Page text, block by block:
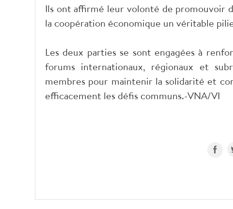
Ils ont affirmé leur volonté de promouvoir
la coopération économique un véritable
Les deux parties se sont engagées à
forums internationaux, régionaux et
membres pour maintenir la solidarité et
efficacement les défis communs.-VNA/VI